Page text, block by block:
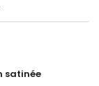
satinée